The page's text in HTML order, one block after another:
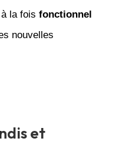
la fois fonctionnel
nouvelles
et